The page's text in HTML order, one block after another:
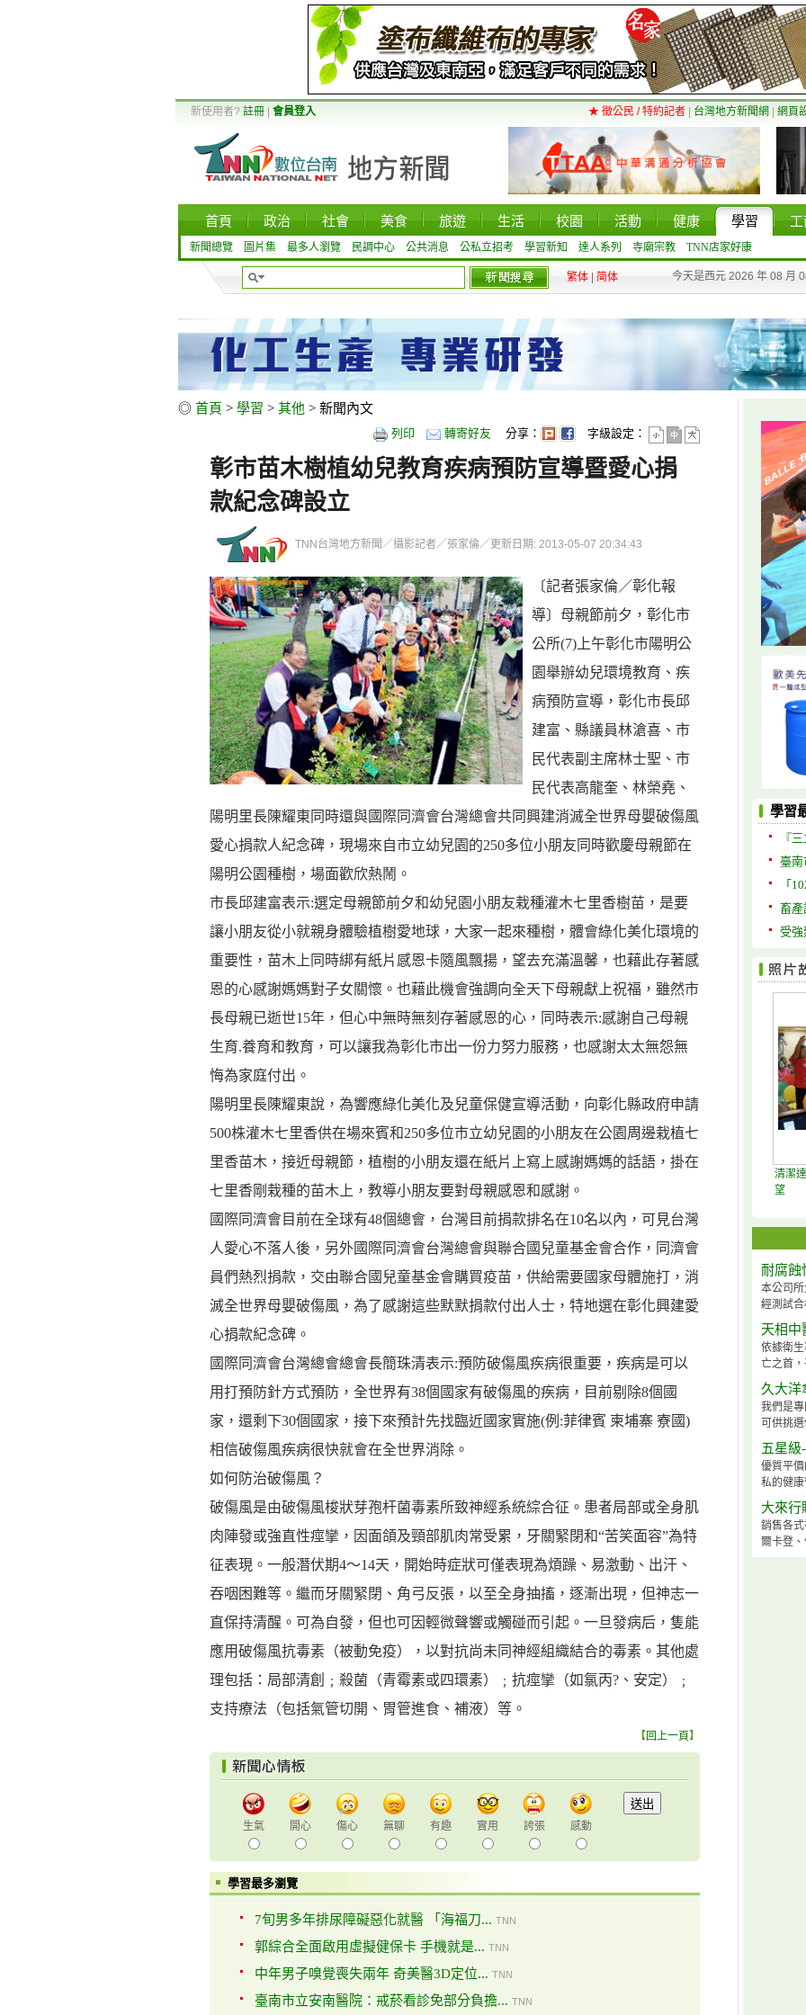
新使用者? 註冊 會員登入 ★ 徵公民 / 特約記者 台灣地方新聞網 網頁
首頁 政治 社會 美食 旅遊 生活 校園 活動 健康 學習 工
新聞總覽 圖片集 最多人瀏覽 民調中心 公共消息 公私立招考 學習新知 達人系列 寺廟宗教 TNN店家好康
繁体 简体 今天是西元 2026 年 08 月
◎ 首頁 > 學習 > 其他 > 新聞內文
列印 轉寄好友 分享： 字級設定：
彰市苗木樹植幼兒教育疾病預防宣導暨愛心捐
款紀念碑設立
TNN台灣地方新聞／攝影記者／張家倫／更新日期: 2013-05-07 20:34:43
〔記者張家倫／彰化報
導〕母親節前夕，彰化市
公所(7)上午彰化市陽明公
園舉辦幼兒環境教育、疾
病預防宣導，彰化市長邱
建富、縣議員林滄喜、市
民代表副主席林士聖、市
民代表高龍奎、林榮堯、
陽明里長陳耀東同時還與國際同濟會台灣總會共同興建消滅全世界母嬰破傷風
愛心捐款人紀念碑，現場來自市立幼兒園的250多位小朋友同時歡慶母親節在
陽明公園種樹，場面歡欣熱鬧。
市長邱建富表示:選定母親節前夕和幼兒園小朋友栽種灌木七里香樹苗，是要
讓小朋友從小就親身體驗植樹愛地球，大家一起來種樹，體會綠化美化環境的
重要性，苗木上同時綁有紙片感恩卡隨風飄揚，望去充滿溫馨，也藉此存著感
恩的心感謝媽媽對子女關懷。也藉此機會強調向全天下母親獻上祝福，雖然市
長母親已逝世15年，但心中無時無刻存著感恩的心，同時表示:感謝自己母親
生育.養育和教育，可以讓我為彰化市出一份力努力服務，也感謝太太無怨無
悔為家庭付出。
陽明里長陳耀東說，為響應綠化美化及兒童保健宣導活動，向彰化縣政府申請
500株灌木七里香供在場來賓和250多位市立幼兒園的小朋友在公園周邊栽植七
里香苗木，接近母親節，植樹的小朋友還在紙片上寫上感謝媽媽的話語，掛在
七里香剛栽種的苗木上，教導小朋友要對母親感恩和感謝。
國際同濟會目前在全球有48個總會，台灣目前捐款排名在10名以內，可見台灣
人愛心不落人後，另外國際同濟會台灣總會與聯合國兒童基金會合作，同濟會
員們熱烈捐款，交由聯合國兒童基金會購買疫苗，供給需要國家母體施打，消
滅全世界母嬰破傷風，為了感謝這些默默捐款付出人士，特地選在彰化興建愛
心捐款紀念碑。
國際同濟會台灣總會總會長簡珠清表示:預防破傷風疾病很重要，疾病是可以
用打預防針方式預防，全世界有38個國家有破傷風的疾病，目前剔除8個國
家，還剩下30個國家，接下來預計先找臨近國家實施(例:菲律賓 柬埔寨 寮國)
相信破傷風疾病很快就會在全世界消除。
如何防治破傷風？
破傷風是由破傷風梭狀芽孢杆菌毒素所致神經系統綜合征。患者局部或全身肌
肉陣發或強直性痙攣，因面頜及頸部肌肉常受累，牙關緊閉和“苦笑面容”為特
征表現。一般潛伏期4～14天，開始時症狀可僅表現為煩躁、易激動、出汗、
吞咽困難等。繼而牙關緊閉、角弓反張，以至全身抽搐，逐漸出現，但神志一
直保持清醒。可為自發，但也可因輕微聲響或觸碰而引起。一旦發病后，隻能
應用破傷風抗毒素（被動免疫），以對抗尚未同神經組織結合的毒素。其他處
理包括：局部清創﹔殺菌（青霉素或四環素）﹔抗痙攣（如氯丙?、安定）﹔
支持療法（包括氣管切開、胃管進食、補液）等。
【回上一頁】
生氣 開心 傷心 無聊 有趣 實用 誇張 感動
學習最多瀏覽
7旬男多年排尿障礙惡化就醫 「海福刀... TNN
郭綜合全面啟用虛擬健保卡 手機就是... TNN
中年男子嗅覺喪失兩年 奇美醫3D定位... TNN
臺南市立安南醫院：戒菸看診免部分負擔... TNN
學習
『
臺南
「
畜產
受
清潔
望
耐腐蝕
本公司
經測試
天相中
依據衛生
亡之首
久大洋
我們是
可供挑
五星級
優質平
私的健
大來行
銷售各
爾卡登